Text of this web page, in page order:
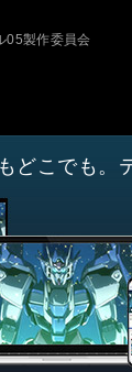
05製作委員会
どこでも。